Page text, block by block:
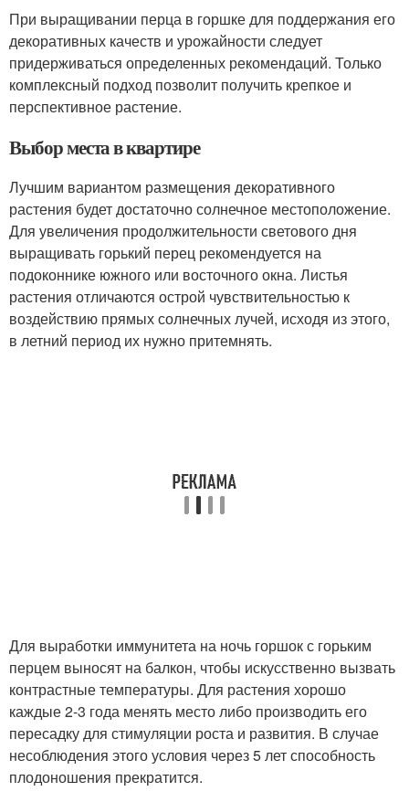
При выращивании перца в горшке для поддержания его
декоративных качеств и урожайности следует
придерживаться определенных рекомендаций. Только
комплексный подход позволит получить крепкое и
перспективное растение.
Выбор места в квартире
Лучшим вариантом размещения декоративного
растения будет достаточно солнечное местоположение.
Для увеличения продолжительности светового дня
выращивать горький перец рекомендуется на
подоконнике южного или восточного окна. Листья
растения отличаются острой чувствительностью к
воздействию прямых солнечных лучей, исходя из этого,
в летний период их нужно притемнять.
Для выработки иммунитета на ночь горшок с горьким
перцем выносят на балкон, чтобы искусственно вызвать
контрастные температуры. Для растения хорошо
каждые 2-3 года менять место либо производить его
пересадку для стимуляции роста и развития. В случае
несоблюдения этого условия через 5 лет способность
плодоношения прекратится.